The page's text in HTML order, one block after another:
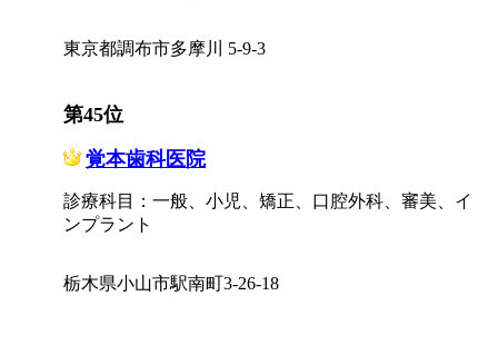
東京都調布市多摩川 5-9-3
第45位
覚本歯科医院
診療科目：一般、小児、矯正、口腔外科、審美、イ
ンプラント
栃木県小山市駅南町3-26-18